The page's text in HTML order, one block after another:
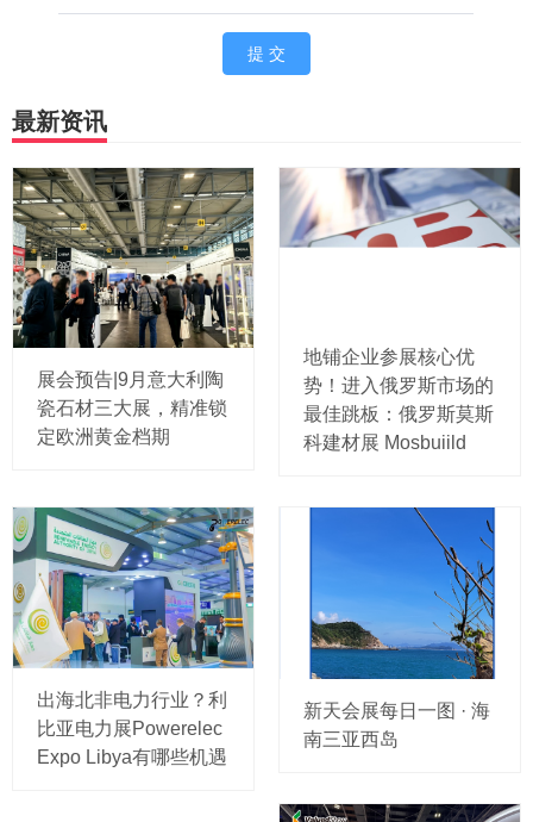
最新资讯
展会预告|9月意大利陶
瓷石材三大展，精准锁
定欧洲黄金档期
地铺企业参展核心优
势！进入俄罗斯市场的
最佳跳板：俄罗斯莫斯
科建材展 Mosbuiild
出海北非电力行业？利
比亚电力展Powerelec
Expo Libya有哪些机遇
新天会展每日一图 · 海
南三亚西岛